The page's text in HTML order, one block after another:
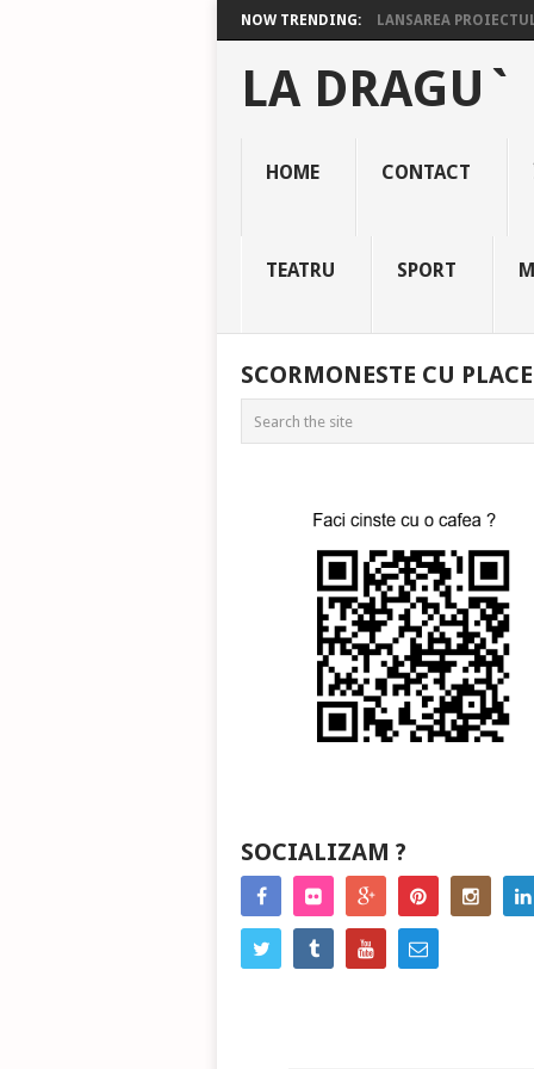
NOW TRENDING: LANSAREA
LA DRAGU`
HOME CONTACT
TEATRU SPORT
SCORMONESTE CU
SOCIALIZAM ?